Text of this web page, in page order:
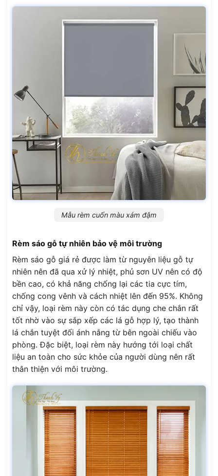
Mẫu rèm cuốn màu xám đậm
Rèm sáo gỗ tự nhiên bảo vệ môi trường
Rèm sáo gỗ giá rẻ được làm từ nguyên liệu gỗ tự
nhiên nên đã qua xử lý nhiệt, phủ sơn UV nên có độ
bền cao, có khả năng chống lại các tia cực tím,
chống cong vênh và cách nhiệt lên đến 95%. Không
chỉ vậy, loại rèm này còn có tác dụng che chắn rất
tốt nhờ vào sự sắp xếp các lá gỗ hợp lý, tạo thành
lá chắn tuyệt đối ánh nắng từ bên ngoài chiếu vào
phòng. Đặc biệt, loại rèm này hướng tới loại chất
liệu an toàn cho sức khỏe của người dùng nên rất
thân thiện với môi trường.